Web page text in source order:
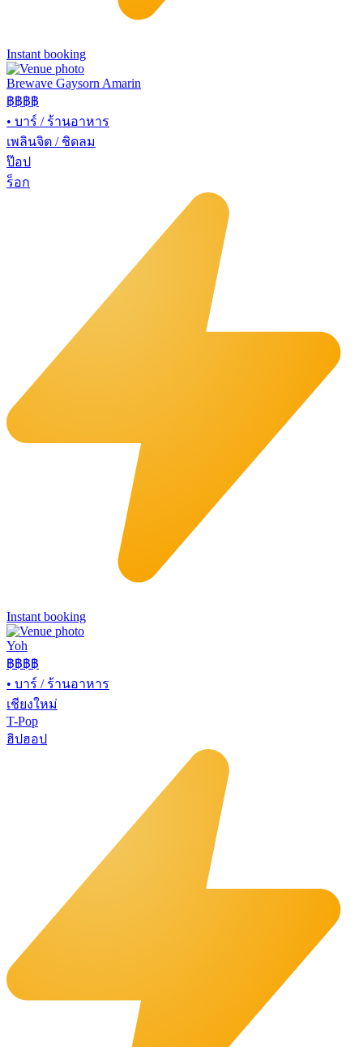
Instant booking
Brewave Gaysorn Amarin
฿฿฿฿
• บาร์ / ร้านอาหาร
เพลินจิต / ชิดลม
ป๊อป
ร็อก
Instant booking
Yoh
฿฿฿฿
• บาร์ / ร้านอาหาร
เชียงใหม่
T-Pop
ฮิปฮอป